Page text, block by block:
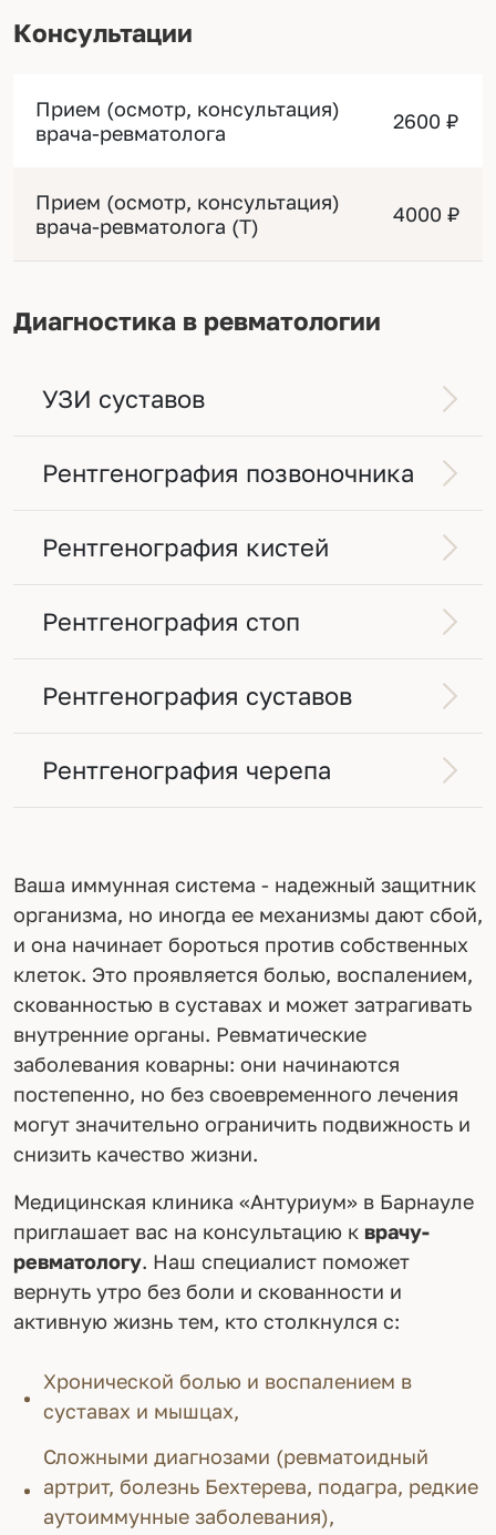
Консультации
Прием (осмотр, консультация)
врача-ревматолога
2600 ₽
Прием (осмотр, консультация)
врача-ревматолога (Т)
4000 ₽
Диагностика в ревматологии
УЗИ суставов
Рентгенография позвоночника
Рентгенография кистей
Рентгенография стоп
Рентгенография суставов
Рентгенография черепа
Ваша иммунная система - надежный защитник
организма, но иногда ее механизмы дают сбой,
и она начинает бороться против собственных
клеток. Это проявляется болью, воспалением,
скованностью в суставах и может затрагивать
внутренние органы. Ревматические
заболевания коварны: они начинаются
постепенно, но без своевременного лечения
могут значительно ограничить подвижность и
снизить качество жизни.
Медицинская клиника «Антуриум» в Барнауле
приглашает вас на консультацию к врачу-
ревматологу. Наш специалист поможет
вернуть утро без боли и скованности и
активную жизнь тем, кто столкнулся с:
Хронической болью и воспалением в
суставах и мышцах,
Сложными диагнозами (ревматоидный
артрит, болезнь Бехтерева, подагра, редкие
аутоиммунные заболевания),